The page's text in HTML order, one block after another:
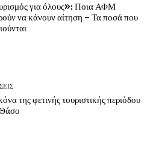
για όλους»: Ποια ΑΦΜ
να κάνουν αίτηση – Τα ποσά που
της φετινής τουριστικής περιόδου